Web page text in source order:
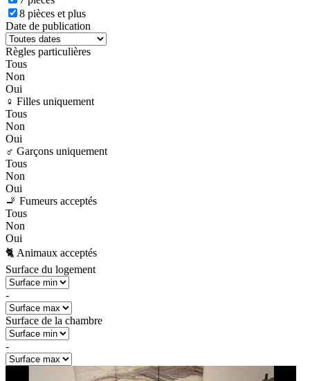
8 pièces et plus
Date de publication
Règles particulières
Tous
Non
Oui
♀️ Filles uniquement
Tous
Non
Oui
♂️ Garçons uniquement
Tous
Non
Oui
🚬 Fumeurs acceptés
Tous
Non
Oui
🐈 Animaux acceptés
Surface du logement
-
Surface de la chambre
-